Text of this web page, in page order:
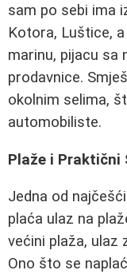
sam po sebi ima
Kotora, Luštice,
marinu, pijacu sa
prodavnice.
okolnim selima,
automobiliste.
Plaže i Praktični
Jedna od
plaća ulaz na
većini plaža, ulaz
Ono što se